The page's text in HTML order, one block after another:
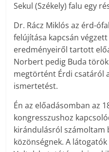
Sekul (Székely) falu egy
Dr. Rácz Miklós az érd-
felújítása kapcsán
eredményeiről tartott
Norbert pedig Buda
megtörtént Érdi csatáról
ismertetést.
Én az előadásomban az
kongresszushoz
kirándulásról számoltam
közönségnek. A